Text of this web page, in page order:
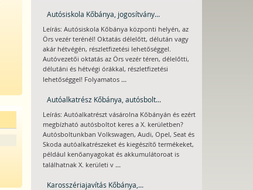
Autósiskola Kőbánya, jogosítvány...
Leírás: Autósiskola Kőbánya központi helyén, az
Örs vezér terénél! Oktatás délelőtt, délután vagy
akár hétvégén, részletfizetési lehetőséggel.
Autóvezetői oktatás az Örs vezér téren, délelőtti,
délutáni és hétvégi órákkal, részletfizetési
lehetőséggel! Folyamatos ...
Autóalkatrész Kőbánya, autósbolt...
Leírás: Autóalkatrészt vásárolna Kőbányán és ezért
megbízható autósboltot keres a X. kerületben?
Autósboltunkban Volkswagen, Audi, Opel, Seat és
Skoda autóalkatrészeket és kiegészítő termékeket,
például kenőanyagokat és akkumulátoroat is
találhatnak X. kerületi v ...
Karosszériajavítás Kőbánya,...